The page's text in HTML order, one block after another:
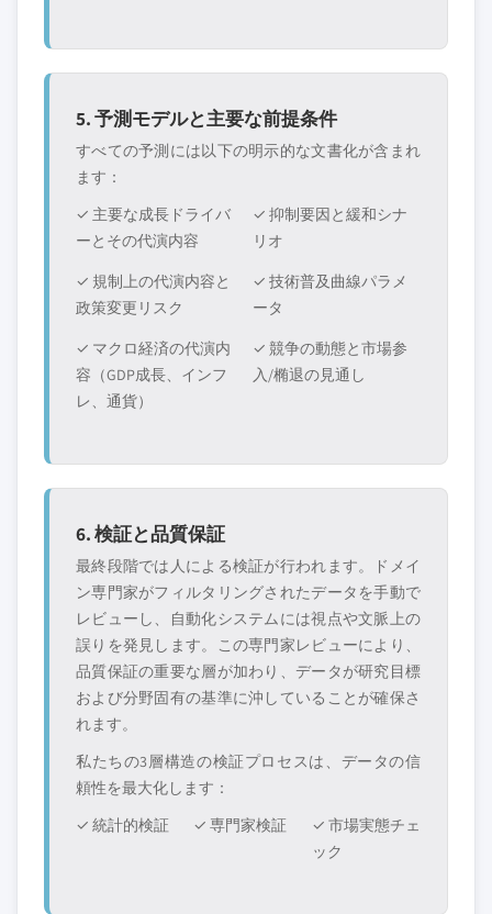
5. 予測モデルと主要な前提条件
すべての予測には以下の明示的な文書化が含まれ
ます：
✓ 主要な成長ドライバ
ーとその代演内容
✓ 抑制要因と緩和シナ
リオ
✓ 規制上の代演内容と
政策変更リスク
✓ 技術普及曲線パラメ
ータ
✓ マクロ経済の代演内
容（GDP成長、インフ
レ、通貨）
✓ 競争の動態と市場参
入/椭退の見通し
6. 検証と品質保証
最終段階では人による検証が行われます。ドメイ
ン専門家がフィルタリングされたデータを手動で
レビューし、自動化システムには視点や文脈上の
誤りを発見します。この専門家レビューにより、
品質保証の重要な層が加わり、データが研究目標
および分野固有の基準に沖していることが確保さ
れます。
私たちの3層構造の検証プロセスは、データの信
頼性を最大化します：
✓ 統計的検証
✓ 専門家検証
✓ 市場実態チェ
ック